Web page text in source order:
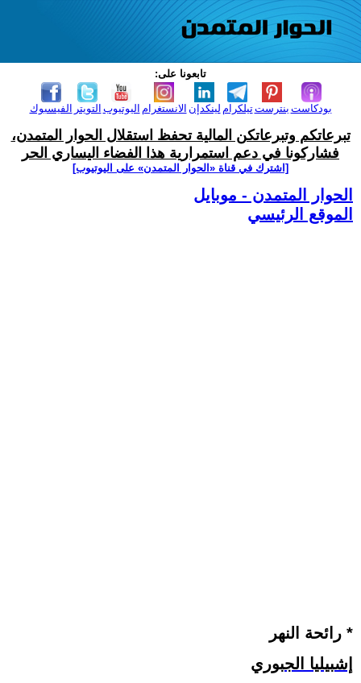
تابعونا على:
الفيسبوك التويتر اليوتيوب الانستغرام لينكدإن تيلكرامبنترست بودكاست
تبرعاتكم وتبرعاتكن المالية تحفظ استقلال الحوار المتمدن،
فشاركونا في دعم استمرارية هذا الفضاء اليساري الحر
[اشترك في قناة ‫«الحوار المتمدن» على اليوتيوب]
الحوار المتمدن - موبايل
الموقع الرئيسي
رائحة النهر *
إشبيليا الجبوري